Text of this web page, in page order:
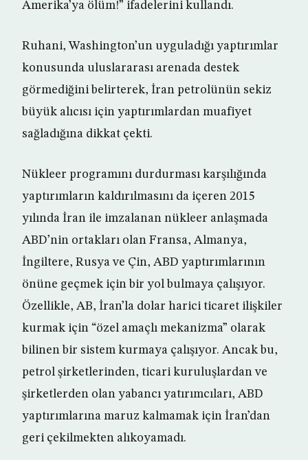
Amerika’ya ölüm!” ifadelerini kullandı.
Ruhani, Washington’un uyguladığı yaptırımlar
konusunda uluslararası arenada destek
görmediğini belirterek, İran petrolünün sekiz
büyük alıcısı için yaptırımlardan muafiyet
sağladığına dikkat çekti.
Nükleer programını durdurması karşılığında
yaptırımların kaldırılmasını da içeren 2015
yılında İran ile imzalanan nükleer anlaşmada
ABD’nin ortakları olan Fransa, Almanya,
İngiltere, Rusya ve Çin, ABD yaptırımlarının
önüne geçmek için bir yol bulmaya çalışıyor.
Özellikle, AB, İran’la dolar harici ticaret ilişkiler
kurmak için “özel amaçlı mekanizma” olarak
bilinen bir sistem kurmaya çalışıyor. Ancak bu,
petrol şirketlerinden, ticari kuruluşlardan ve
şirketlerden olan yabancı yatırımcıları, ABD
yaptırımlarına maruz kalmamak için İran’dan
geri çekilmekten alıkoyamadı.